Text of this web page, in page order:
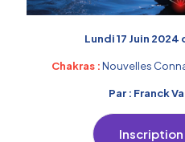
Lundi 17 Juin
Chakras :Nouvelles
Par : Franck